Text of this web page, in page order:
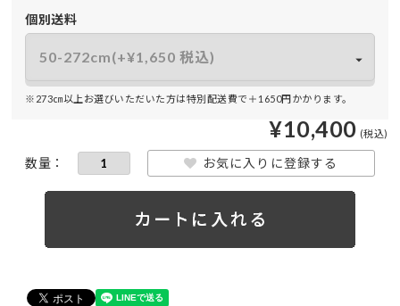
個別送料
※273㎝以上お選びいただいた方は特別配送費で＋1650円かかります。
¥10,400
お気に入りに登録する